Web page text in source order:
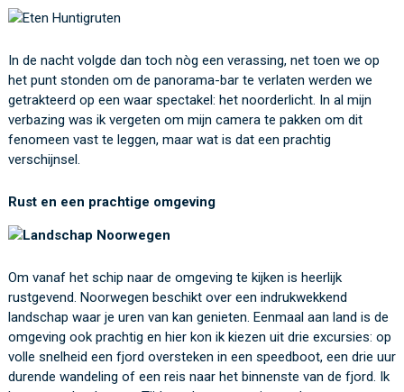
In de nacht volgde dan toch nòg een verassing, net toen we op
het punt stonden om de panorama-bar te verlaten werden we
getrakteerd op een waar spectakel: het noorderlicht. In al mijn
verbazing was ik vergeten om mijn camera te pakken om dit
fenomeen vast te leggen, maar wat is dat een prachtig
verschijnsel.
Rust en een prachtige omgeving
Om vanaf het schip naar de omgeving te kijken is heerlijk
rustgevend. Noorwegen beschikt over een indrukwekkend
landschap waar je uren van kan genieten. Eenmaal aan land is de
omgeving ook prachtig en hier kon ik kiezen uit drie excursies: op
volle snelheid een fjord oversteken in een speedboot, een drie uur
durende wandeling of een reis naar het binnenste van de fjord. Ik